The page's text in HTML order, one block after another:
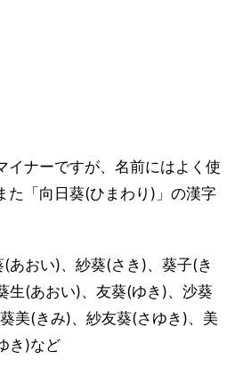
イナーですが、名前にはよく使
た「向日葵(ひまわり)」の漢字
あおい)、紗葵(さき)、葵子(き
生(あおい)、友葵(ゆき)、沙葵
美(きみ)、紗友葵(さゆき)、美
き)など